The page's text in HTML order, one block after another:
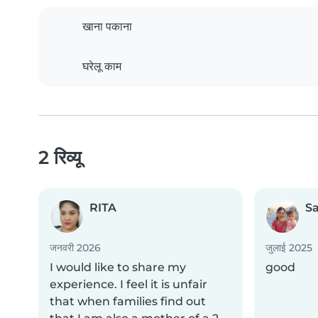
खाना पकाना
घरेलू काम
2 रिव्यू
RITA
जनवरी 2026
I would like to share my
experience. I feel it is unfair
that when families find out
जुलाई 2025
good